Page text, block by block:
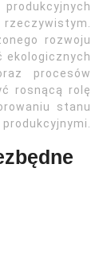
rozwoju
ekologicznych
procesów
rosnącą rolę
stanu